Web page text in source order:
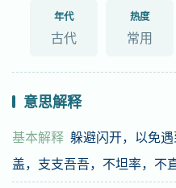
年代
古代
热度
常用
意思解释
基本解释 躲避闪开，以免
盖，支支吾吾，不坦率，不